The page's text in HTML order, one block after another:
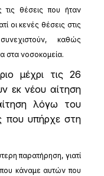
τις θέσεις που ήταν
οι κενές θέσεις στις
καθώς
στα νοσοκομεία.
μέχρι τις 26
εκ νέου αίτηση
λόγω του
που υπήρχε στη
παρατήρηση, γιατί
κάναμε αυτών που